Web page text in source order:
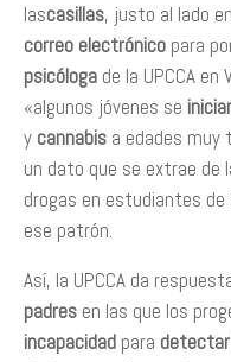
lascasillas, justo al lado
correo electrónico para
psicóloga de la UPCCA
«algunos jóvenes se
y cannabis a edades muy
un dato que se extrae de
drogas en estudiantes de
ese patrón.
Así, la UPCCA da
padres en las que los
incapacidad para detectar